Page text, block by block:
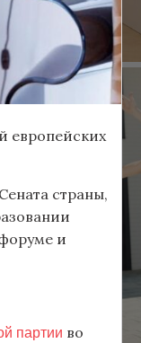
европейских
страны,
и
партии во